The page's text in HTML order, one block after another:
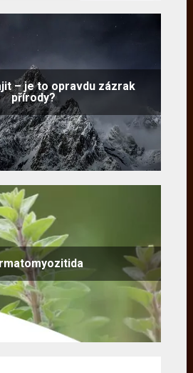
– je to opravdu zázrak
přírody?